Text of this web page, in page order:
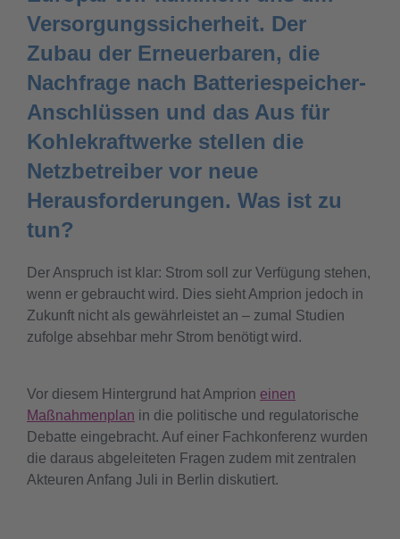
Versorgungssicherheit. Der
Zubau der Erneuerbaren, die
Nachfrage nach Batteriespeicher-
Anschlüssen und das Aus für
Kohlekraftwerke stellen die
Netzbetreiber vor neue
Herausforderungen. Was ist zu
tun?
Der Anspruch ist klar: Strom soll zur Verfügung stehen,
wenn er gebraucht wird. Dies sieht Amprion jedoch in
Zukunft nicht als gewährleistet an – zumal Studien
zufolge absehbar mehr Strom benötigt wird.
Vor diesem Hintergrund hat Amprion einen
Maßnahmenplan in die politische und regulatorische
Debatte eingebracht. Auf einer Fachkonferenz wurden
die daraus abgeleiteten Fragen zudem mit zentralen
Akteuren Anfang Juli in Berlin diskutiert.